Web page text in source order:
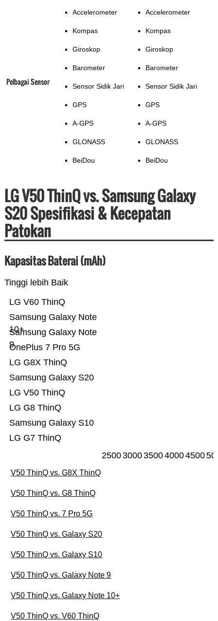
Pelbagai Sensor
Accelerometer
Kompas
Giroskop
Barometer
Sensor Sidik Jari
GPS
A-GPS
GLONASS
BeiDou
Accelerometer
Kompas
Giroskop
Barometer
Sensor Sidik Jari
GPS
A-GPS
GLONASS
BeiDou
LG V50 ThinQ vs. Samsung Galaxy
S20 Spesifikasi & Kecepatan
Patokan
Kapasitas Baterai (mAh)
Tinggi lebih Baik
LG G7 ThinQ
Samsung Galaxy S10
LG G8 ThinQ
LG V50 ThinQ
Samsung Galaxy S20
LG G8X ThinQ
OnePlus 7 Pro 5G
Samsung Galaxy Note
9
Samsung Galaxy Note
10+
LG V60 ThinQ
25003000350040004500
V50 ThinQ vs. G8X ThinQ
V50 ThinQ vs. G8 ThinQ
V50 ThinQ vs. 7 Pro 5G
V50 ThinQ vs. Galaxy S20
V50 ThinQ vs. Galaxy S10
V50 ThinQ vs. Galaxy Note 9
V50 ThinQ vs. Galaxy Note 10+
V50 ThinQ vs. V60 ThinQ